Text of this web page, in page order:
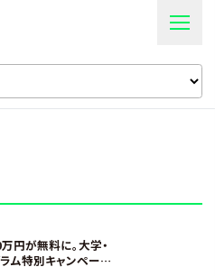
円が無料に。大学・
ム特別キャンペーン